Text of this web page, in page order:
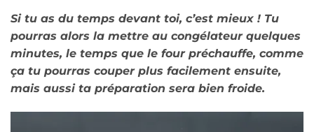
Si tu as du temps devant toi, c’est mieux ! Tu
pourras alors la mettre au congélateur quelques
minutes, le temps que le four préchauffe, comme
ça tu pourras couper plus facilement ensuite,
mais aussi ta préparation sera bien froide.